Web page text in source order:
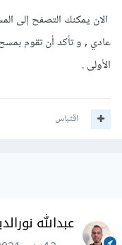
الان يمكنك التصفح إلى
عادي , و تأكد أن تقوم بمسح
الأولى .
اقتباس
عبدالله